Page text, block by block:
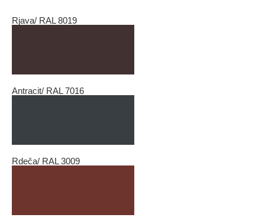
Rjava/ RAL 8019
Antracit/ RAL 7016
Rdeča/ RAL 3009